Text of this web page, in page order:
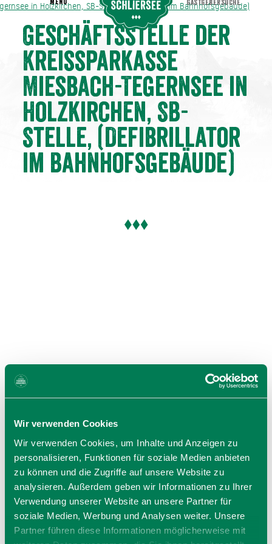
Wir verwenden Cookies
Wir verwenden Cookies, um Inhalte und Anzeigen zu
personalisieren, Funktionen für soziale Medien anbieten
zu können und die Zugriffe auf unsere Website zu
analysieren. Außerdem geben wir Informationen zu Ihrer
Verwendung unserer Website an unsere Partner für
soziale Medien, Werbung und Analysen weiter. Unsere
Partner führen diese Informationen möglicherweise mit
in Holzkirchen, SB-Stelle, (Defibrillator im Bahnhofsgebäude)
Geschäftsstelle der
Kreissparkasse
Miesbach-Tegernsee in
Holzkirchen, SB-
Stelle, (Defibrillator
im Bahnhofsgebäude)
Geschäftsstelle der Kreissparkasse
Miesbach-Tegernsee in Holzkirchen, SB-
Stelle, (Defibrillator im
in Holzkirchen, SB-Stelle, (Defibrillator im Bahnhofsgebäude)
MENU GASTGEBERSUCHE